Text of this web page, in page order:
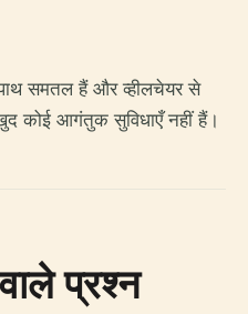
समतल हैं और व्हीलचेयर से
कोई आगंतुक सुविधाएँ नहीं हैं।
प्रश्न